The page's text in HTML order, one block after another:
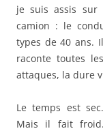
je suis assis
camion : le
types de 40 ans.
raconte toutes
attaques, la dure
Le temps est sec.
Mais il fait froid.